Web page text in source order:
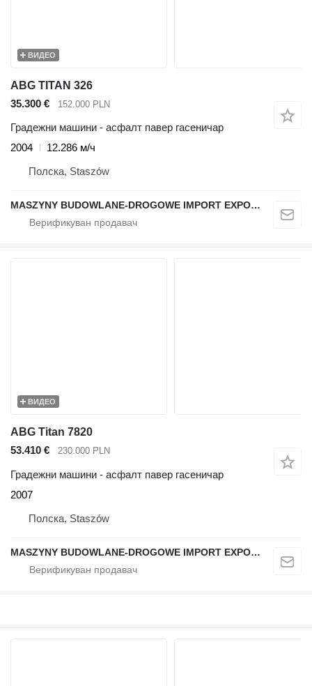
ВИДЕО
ABG TITAN 326
35.300 €
152.000 PLN
Градежни машини - асфалт павер гасеничар
2004
12.286 м/ч
Полска, Staszów
MASZYNY BUDOWLANE-DROGOWE IMPORT EXPORT
ВИДЕО
ABG Titan 7820
53.410 €
230.000 PLN
Градежни машини - асфалт павер гасеничар
2007
Полска, Staszów
MASZYNY BUDOWLANE-DROGOWE IMPORT EXPORT